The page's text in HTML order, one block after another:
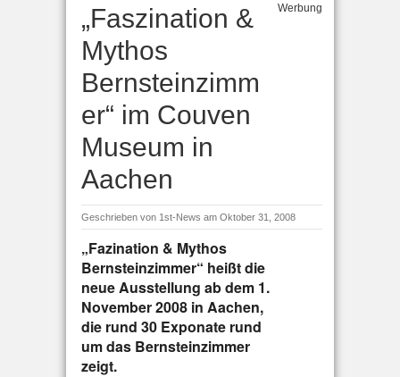
„Faszination &
Mythos
Bernsteinzimm
er“ im Couven
Museum in
Aachen
Werbung
Geschrieben von 1st-News am Oktober 31, 2008
„Fazination & Mythos
Bernsteinzimmer“ heißt die
neue Ausstellung ab dem 1.
November 2008 in Aachen,
die rund 30 Exponate rund
um das Bernsteinzimmer
zeigt.